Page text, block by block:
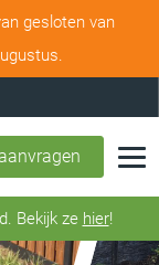
gesloten van
Bekijk ze hier!